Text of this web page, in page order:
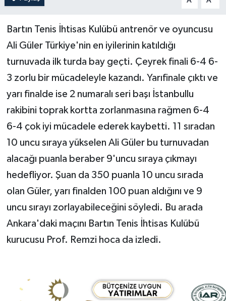
Bartın Tenis İhtisas Kulübü antrenör ve oyuncusu
Ali Güler Türkiye'nin en iyilerinin katıldığı
turnuvada ilk turda bay geçti. Çeyrek finali 6-4 6-
3 zorlu bir mücadeleyle kazandı. Yarıfinale çıktı ve
yarı finalde ise 2 numaralı seri başı İstanbullu
rakibini toprak kortta zorlanmasına rağmen 6-4
6-4 çok iyi mücadele ederek kaybetti. 11 sıradan
10 uncu sıraya yükselen Ali Güler bu turnuvadan
alacağı puanla beraber 9'uncu sıraya çıkmayı
hedefliyor. Şuan da 350 puanla 10 uncu sırada
olan Güler, yarı finalden 100 puan aldığını ve 9
uncu sırayı zorlayabileceğini söyledi. Bu arada
Ankara'daki maçını Bartın Tenis İhtisas Kulübü
kurucusu Prof. Remzi hoca da izledi.
Yerel Yönetimler
DÜNYA